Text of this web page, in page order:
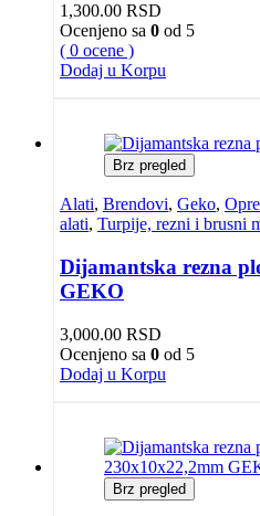
1,300.00 RSD
Ocenjeno sa 0 od 5
( 0 ocene )
Dodaj u Korpu
Brz pregled
Alati, Brendovi, Geko,
alati, Turpije, rezni i brusni
Dijamantska rezna
GEKO
3,000.00 RSD
Ocenjeno sa 0 od 5
Dodaj u Korpu
Brz pregled